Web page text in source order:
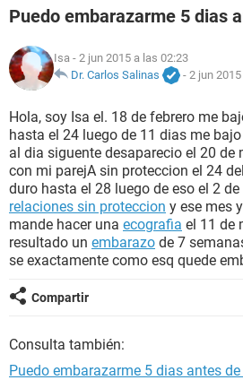
NUTRICIÓN
BIENESTAR
SEXUALIDAD
GLOSARIO
Puedo embarazarme 5 dias
Isa - 2 jun 2015 a las 02:23
Dr. Carlos Salinas
- 2 jun
Hola, soy Isa el. 18 de febrero me
hasta el 24 luego de 11 dias me
al dia siguente desaparecio el 20 de
con mi parejA sin proteccion el 24
duro hasta el 28 luego de eso el 2
relaciones sin proteccion y ese mes
mande hacer una ecografia el 11 de
resultado un embarazo de 7
se exactamente como esq quede
Compartir
Consulta también:
Puedo embarazarme 5 dias antes